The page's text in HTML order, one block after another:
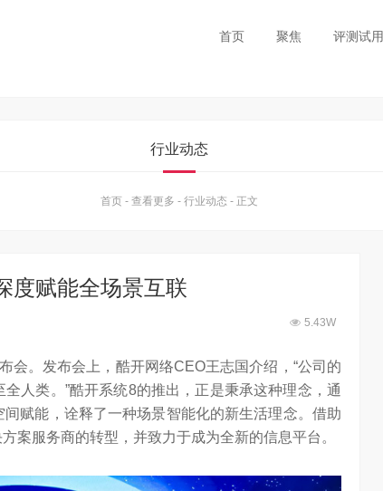
首页 聚焦 评测试用
行业动态
首页 - 查看更多 - 行业动态 - 正文
度赋能全场景互联
5.43W
会。发布会上，酷开网络CEO王志国介绍，“公司的
人类。”酷开系统8的推出，正是秉承这种理念，通
赋能，诠释了一种场景智能化的新生活理念。借助
案服务商的转型，并致力于成为全新的信息平台。